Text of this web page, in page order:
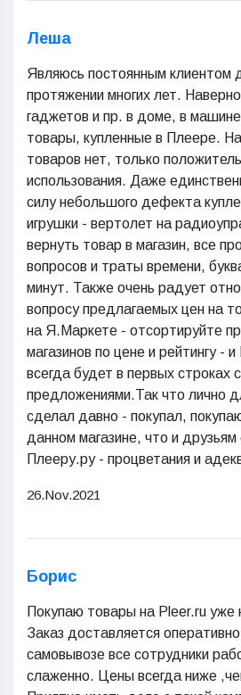
Леша
Являюсь постоянным клиентом
протяжении многих лет.
гаджетов и пр. в доме, в
товары, купленные в Плеере.
товаров нет, только
использования. Даже
силу небольшого дефекта
игрушки - вертолет на
вернуть товар в магазин, все
вопросов и траты времени,
минут. Также очень радует
вопросу предлагаемых цен на
на Я.Маркете - отсортируйте
магазинов по цене и рейтингу -
всегда будет в первых строках
предложениями.Так что лично
сделал давно - покупал,
данном магазине, что и
Плееру.ру - процветания и
26.Nov.2021
Борис
Покупаю товары на Pleer.ru уже
Заказ доставляется
самовывозе все сотрудники
слаженно. Цены всегда ниже